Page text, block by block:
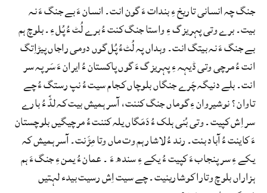
جنگ چہ انسانی تاریخ ءِ بندات ءَ گون انت۔ انسان ءَ بے جنگ ءَ نہ
بیت۔ برے وتی پہریزگ ءِ واستا جنگ کنت ءُ برے لُٹ ءُ پُل ءِ۔ بلوچ ہم
بے جنگ ءَ نہ بیتگ انت۔ وہداں پہ لُٹءُ پُل گوں دومی راجاں پیڑاِتگ
انت ءُ مرچی وتی ڈیہہ ءِ پہریزگ ءَ گوں پاکستان ءُ ایران ءَ سَر پہ سر
انت۔ بلے دنیگہ چَرے جنگاں بلوچاں کجام سیت ءُ نپ رستگ ءُ چے
تاوان؟ نوشیروان ءِ گوماں جنگ کننت، آسر ہمیش بیت کہ لڈّ ءُ بارے
سر اِش کپیت۔ وتی بُنی ہلک ءُ دَمَگاں یلہ کننت ءُ مرچیگیں بلوچستان
ءَ کاینت ءُ آباد بنت۔ رند ءُ لاشار ہم وت ماں وتا مِڑَنت۔ آسر ہمیش کہ
یکے ءِ سر پنجاب ءَ کپیت ءُ یکے ءِ سندھ ءَ ۔ عمان ءُ یمن ءِ جنگ ءَ ہم
ہزاراں بلوچ وتارا کوشارینیت۔ چے سیت اِش رسیت بیدء لہتیں